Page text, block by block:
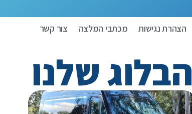
הצהרת נגישות מכתבי המלצה צור קשר
הבלוג שלנו